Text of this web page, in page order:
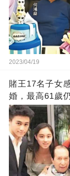
2023/04/19
賭王17名子女
婚，最高61歲